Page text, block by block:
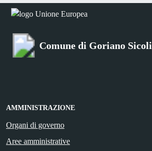
Comune di Goriano Sicoli
AMMINISTRAZIONE
Organi di governo
Aree amministrative